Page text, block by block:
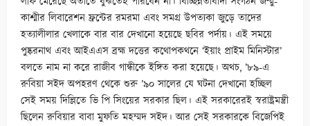
কাশ্মীর লিবারেশন ফ্রন্টের রমরমা এবং সমগ্র উপত্যকা জুড়ে তাদের
হত্যালীলার খেলাকে বার বার দেখানো হয়েছে ছবির পর্দায়। এই সময়ে
পুষ্করনাথ এবং আইএএস ব্রহ্ম দত্তের কথোপকথনে ‘ইয়াং প্রাইম মিনিস্টার’
বলতে নাম না করে রাজীব গান্ধীকে ইঙ্গিত করা হয়েছে। অথচ, ’৮৯-এ
রুবিয়া সইদ অপহরণ থেকে শুরু ’৯০ সালের যে ঘটনা দেখানো হচ্ছিল
সেই সময় দিল্লিতে ভি পি সিংয়ের সরকার ছিল। এই সরকারেরই স্বরাষ্ট্রমন্ত্রী
ছিলেন রুবিয়ার বাবা মুফতি মহম্মদ সইদ। আর সেই সরকারকে বিজেপিই